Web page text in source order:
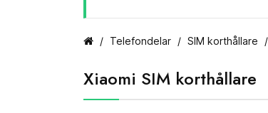
Telefondelar SIM korthållare
Xiaomi SIM korthållare